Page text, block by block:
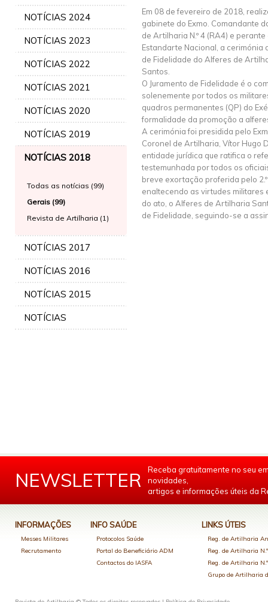
NOTÍCIAS 2024
NOTÍCIAS 2023
NOTÍCIAS 2022
NOTÍCIAS 2021
NOTÍCIAS 2020
NOTÍCIAS 2019
NOTÍCIAS 2018
Todas as notícias (99)
Gerais (99)
Revista de Artilharia (1)
NOTÍCIAS 2017
NOTÍCIAS 2016
NOTÍCIAS 2015
NOTÍCIAS
Em 08 de fevereiro de 2018,
gabinete do Exmo. Comandante
de Artilharia N.º 4 (RA4) e perante
Estandarte Nacional, a cerimónia
de Fidelidade do Alferes de
Santos.
O Juramento de Fidelidade é o
solenemente por todos os
quadros permanentes (QP) do
formalidade da promoção a
A cerimónia foi presidida pelo
Coronel de Artilharia, Vítor Hugo
entidade jurídica que ratifica o
testemunhada por todos os
breve exortação proferida pelo
enaltecendo as virtudes militares
do ato, o Alferes de Artilharia
de Fidelidade, seguindo-se a
NEWSLETTER
Receba gratuitamente no seu
novidades,
artigos e informações úteis da
INFORMAÇÕES
Messes Militares
Recrutamento
INFO SAÚDE
Protocolos Saúde
Portal do Beneficiário ADM
Contactos do IASFA
LINKS ÚTEIS
Reg. de Artilharia
Reg. de Artilharia
Reg. de Artilharia
Grupo de Artilharia